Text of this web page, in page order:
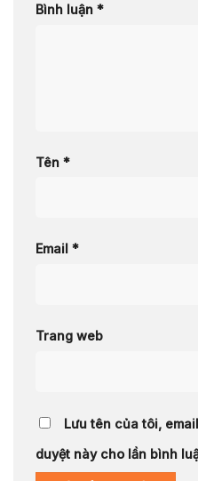
Bình luận *
Tên *
Email *
Trang web
Lưu tên của tôi,
duyệt này cho lần bình